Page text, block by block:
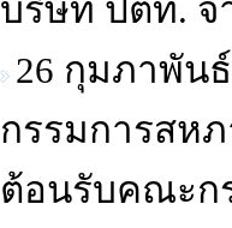
บริษัท ปตท.
26 กุมภาพัน
กรรมการสห
ต้อนรับคณะก